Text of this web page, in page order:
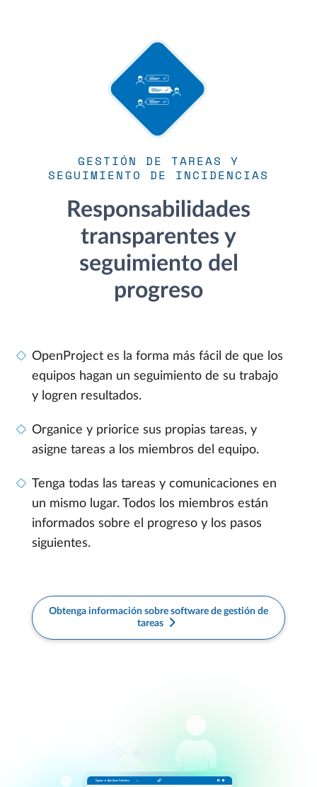
GESTIÓN DE TAREAS Y
SEGUIMIENTO DE INCIDENCIAS
Responsabilidades
transparentes y
seguimiento del
progreso
OpenProject es la forma más fácil de que los
equipos hagan un seguimiento de su trabajo
y logren resultados.
Organice y priorice sus propias tareas, y
asigne tareas a los miembros del equipo.
Tenga todas las tareas y comunicaciones en
un mismo lugar. Todos los miembros están
informados sobre el progreso y los pasos
siguientes.
Obtenga información sobre software de gestión de
tareas